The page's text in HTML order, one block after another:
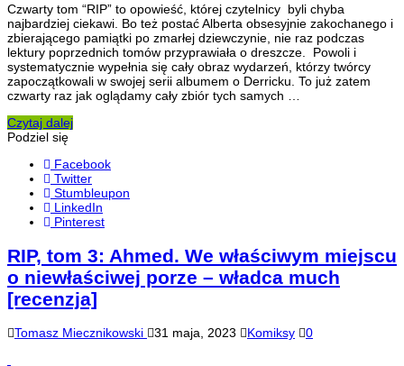
Czwarty tom “RIP” to opowieść, której czytelnicy byli chyba
najbardziej ciekawi. Bo też postać Alberta obsesyjnie zakochanego i
zbierającego pamiątki po zmarłej dziewczynie, nie raz podczas
lektury poprzednich tomów przyprawiała o dreszcze. Powoli i
systematycznie wypełnia się cały obraz wydarzeń, którzy twórcy
zapoczątkowali w swojej serii albumem o Derricku. To już zatem
czwarty raz jak oglądamy cały zbiór tych samych …
Czytaj dalej
Podziel się
Facebook
Twitter
Stumbleupon
LinkedIn
Pinterest
RIP, tom 3: Ahmed. We właściwym miejscu
o niewłaściwej porze – władca much
[recenzja]
Tomasz Miecznikowski 31 maja, 2023 Komiksy 0